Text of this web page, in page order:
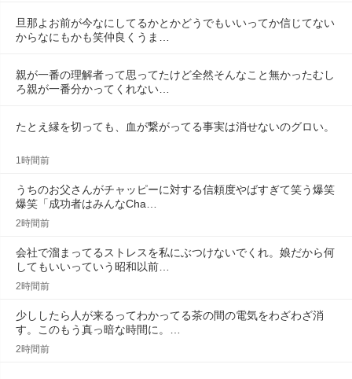
旦那よお前が今なにしてるかとかどうでもいいってか信じてない
からなにもかも笑仲良くうま…
親が一番の理解者って思ってたけど全然そんなこと無かったむし
ろ親が一番分かってくれない…
たとえ縁を切っても、血が繋がってる事実は消せないのグロい。
1時間前
うちのお父さんがチャッピーに対する信頼度やばすぎて笑う爆笑
爆笑「成功者はみんなCha…
2時間前
会社で溜まってるストレスを私にぶつけないでくれ。娘だから何
してもいいっていう昭和以前…
2時間前
少ししたら人が来るってわかってる茶の間の電気をわざわざ消
す。このもう真っ暗な時間に。…
2時間前